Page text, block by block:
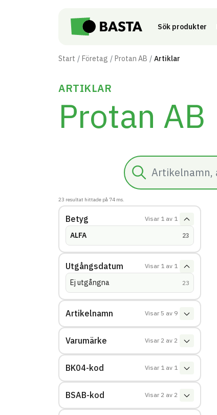
Sök produkter
Start Företag Protan AB Artiklar
ARTIKLAR
Protan AB
Sök
23 resultat hittade på 74 ms.
Betyg Visar 1 av 1
ALFA (23
Utgångsdatum Visar 1 av 1
Ej utgångna (23
Artikelnamn Visar 5 av 9
Varumärke Visar 2 av 2
BK04-kod Visar 1 av 1
BSAB-kod Visar 2 av 2